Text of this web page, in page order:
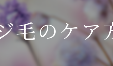
毛のケア